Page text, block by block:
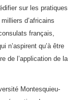
sur les pratiques
d’africains
français,
n’aspirent qu’à être
de l’application de la
Montesquieu-